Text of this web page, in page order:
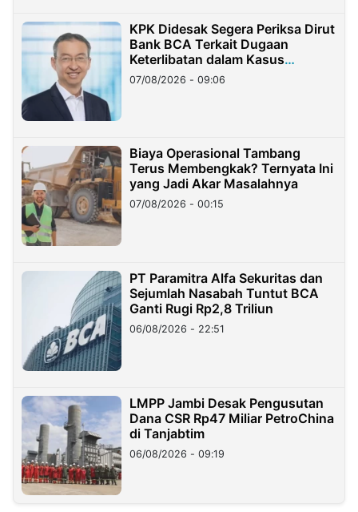
KPK Didesak Segera Periksa Dirut
Bank BCA Terkait Dugaan
Keterlibatan dalam Kasus
Hilangnya Dana Nasabah Rp2,58
Miliar
07/08/2026 - 09:06
Biaya Operasional Tambang
Terus Membengkak? Ternyata Ini
yang Jadi Akar Masalahnya
07/08/2026 - 00:15
PT Paramitra Alfa Sekuritas dan
Sejumlah Nasabah Tuntut BCA
Ganti Rugi Rp2,8 Triliun
06/08/2026 - 22:51
LMPP Jambi Desak Pengusutan
Dana CSR Rp47 Miliar PetroChina
di Tanjabtim
06/08/2026 - 09:19